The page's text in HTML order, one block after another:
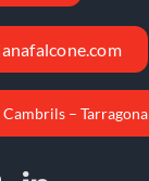
Cambrils – Tarragona